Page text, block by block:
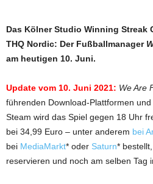
Das Kölner Studio Winning Streak
THQ Nordic: Der Fußballmanager
am heutigen 10. Juni.
Update vom 10. Juni 2021: We Are
führenden Download-Plattformen
Steam wird das Spiel gegen 18 Uhr
bei 34,99 Euro – unter anderem bei
bei MediaMarkt* oder Saturn*
reservieren und noch am selben Tag